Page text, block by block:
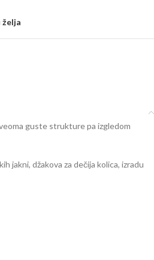
želja
guste strukture pa izgledom
jakni, džakova za dečija kolica, izradu